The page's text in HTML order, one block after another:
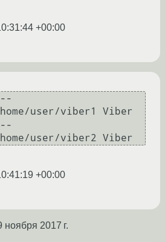
+00:00
user/viber1 Viber
+00:00
ноября 2017 г.